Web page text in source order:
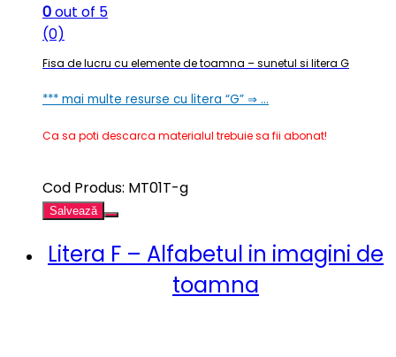
0out of 5
(0)
Fisa de lucru cu elemente de toamna – sunetul si litera G
*** mai multe resurse cu litera “G” ⇒ …
Ca sa poti descarca materialul trebuie sa fii abonat!
Cod Produs: MT01T-g
Salvează
Litera F – Alfabetul in imagini de
toamna